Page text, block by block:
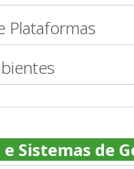
Plataformas
Sistemas de